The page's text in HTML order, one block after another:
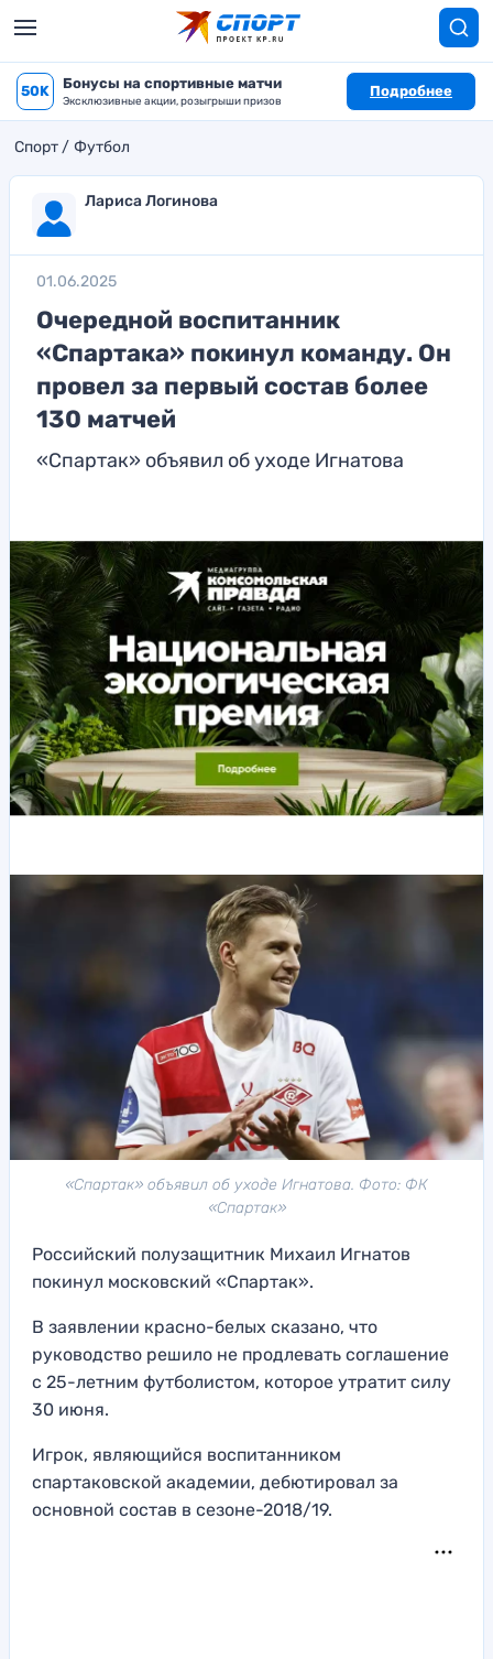
50K Бонусы на спортивные матчи
Эксклюзивные акции, розыгрыши призов
Подробнее
Спорт Футбол
Лариса Логинова
01.06.2025
Очередной воспитанник
«Спартака» покинул команду. Он
провел за первый состав более
130 матчей
«Спартак» объявил об уходе Игнатова
«Спартак» объявил об уходе Игнатова. Фото: ФК
«Спартак»
Российский полузащитник Михаил Игнатов
покинул московский «Спартак».
В заявлении красно-белых сказано, что
руководство решило не продлевать соглашение
с 25-летним футболистом, которое утратит силу
30 июня.
Игрок, являющийся воспитанником
спартаковской академии, дебютировал за
основной состав в сезоне-2018/19.